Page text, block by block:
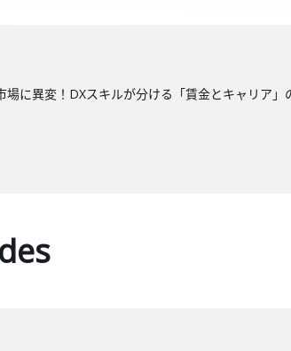
に異変！DXスキルが分ける「賃金とキャリア